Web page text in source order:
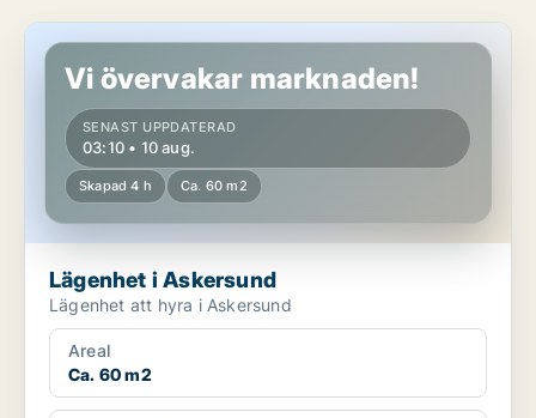
Lägenhet i Askersund
Vi övervakar marknaden!
SENAST UPPDATERAD
03:10 • 10 aug.
Skapad 4 h Ca. 60 m2
Lägenhet i Askersund
Lägenhet att hyra i Askersund
Areal
Ca. 60 m2